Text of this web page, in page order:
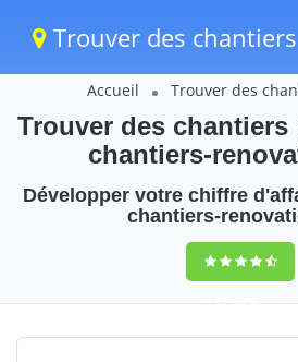
Trouver des chantiers
Accueil Trouver des
Trouver des chantiers
chantiers-
Développer votre chiffre
chantiers-
9,5(100%)77
votes